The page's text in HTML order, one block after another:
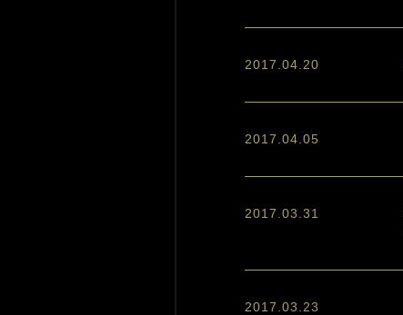
2017.04.20
2017.04.05
2017.03.31
2017.03.23